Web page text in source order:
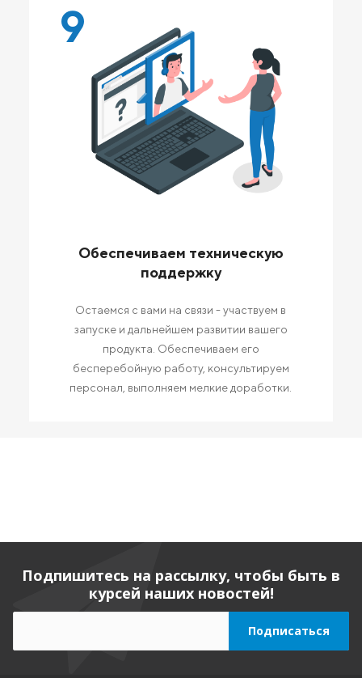
9
Обеспечиваем техническую
поддержку
Остаемся с вами на связи - участвуем в
запуске и дальнейшем развитии вашего
продукта. Обеспечиваем его
бесперебойную работу, консультируем
персонал, выполняем мелкие доработки.
Подпишитесь на рассылку, чтобы быть в
курсей наших новостей!